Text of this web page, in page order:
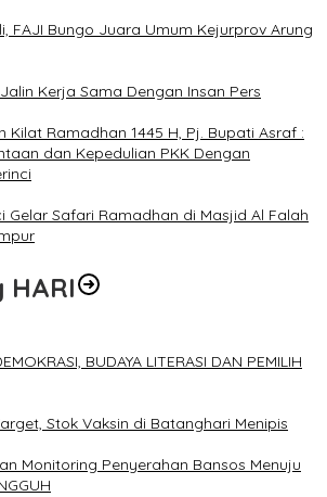
FAJI Bungo Juara Umum Kejurprov Arung
Kerja Sama Dengan Insan Pers
Kilat Ramadhan 1445 H, Pj. Bupati Asraf :
dan Kepedulian PKK Dengan
Gelar Safari Ramadhan di Masjid Al Falah
BUDAYA LITERASI DAN PEMILIH
Stok Vaksin di Batanghari Menipis
Monitoring Penyerahan Bansos Menuju